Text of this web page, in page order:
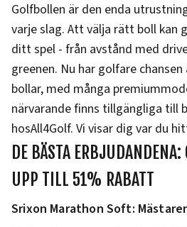
Golfbollen är den enda
varje slag. Att välja rätt boll kan
ditt spel - från avstånd med
greenen. Nu har golfare
bollar, med många
närvarande finns tillgängliga till
hosAll4Golf. Vi visar dig var du
DE BÄSTA
UPP TILL 51% RABATT
Srixon Marathon Soft: